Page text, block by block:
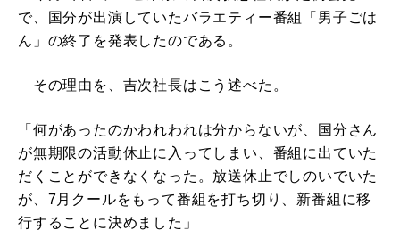
で、国分が出演していたバラエティー番組「男子ごは
ん」の終了を発表したのである。
その理由を、吉次社長はこう述べた。
「何があったのかわれわれは分からないが、国分さん
が無期限の活動休止に入ってしまい、番組に出ていた
だくことができなくなった。放送休止でしのいでいた
が、7月クールをもって番組を打ち切り、新番組に移
行することに決めました」